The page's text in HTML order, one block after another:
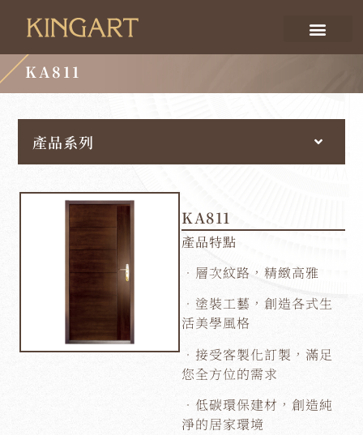
KA811
產品系列
KA811
產品特點
．層次紋路，精緻高雅
．塗裝工藝，創造各式生
活美學風格
．接受客製化訂製，滿足
您全方位的需求
．低碳環保建材，創造純
淨的居家環境